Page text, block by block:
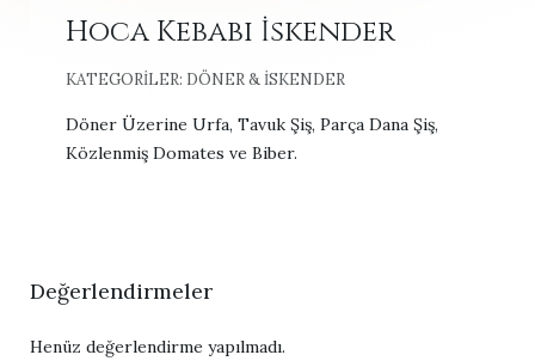
Hoca Kebabı İskender
KATEGORILER: DÖNER & İSKENDER
Döner Üzerine Urfa, Tavuk Şiş, Parça Dana Şiş,
Közlenmiş Domates ve Biber.
Değerlendirmeler
Henüz değerlendirme yapılmadı.